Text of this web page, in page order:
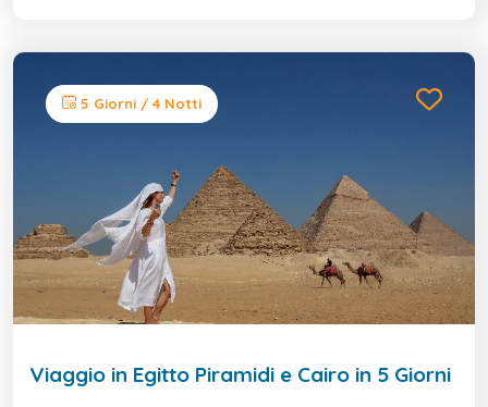
5 Giorni / 4 Notti
Viaggio in Egitto Piramidi e Cairo in 5 Giorni